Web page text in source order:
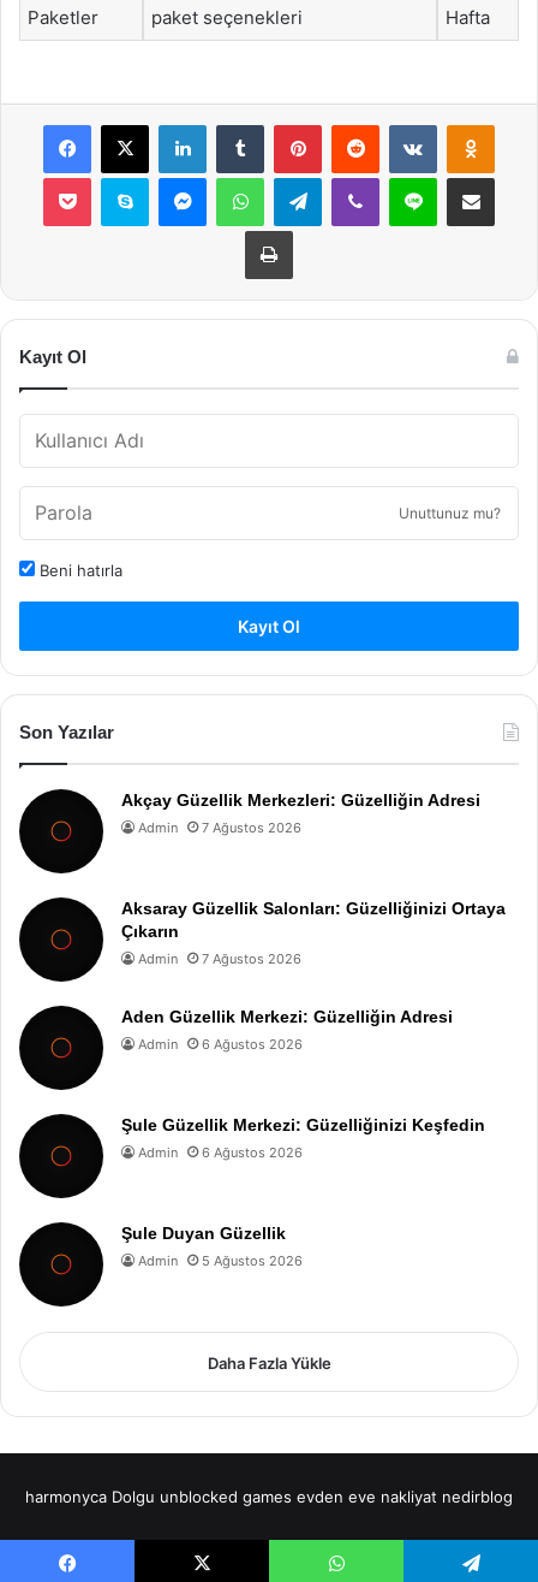
Paketler
paket seçenekleri
Hafta
Facebook
X LinkedInTumblr PinterestReddit VKontakte
Pocket Skype MessengerWhatsAppTelegramViber Line E-Posta ile
Yazdır
Kayıt Ol
Unuttunuz mu?
Beni hatırla
Kayıt Ol
Son Yazılar
Akçay Güzellik Merkezleri: Güzelliğin Adresi
Admin 7 Ağustos 2026
Aksaray Güzellik Salonları: Güzelliğinizi Ortaya
Çıkarın
Admin 7 Ağustos 2026
Aden Güzellik Merkezi: Güzelliğin Adresi
Admin 6 Ağustos 2026
Şule Güzellik Merkezi: Güzelliğinizi Keşfedin
Admin 6 Ağustos 2026
Şule Duyan Güzellik
Admin 5 Ağustos 2026
Daha Fazla Yükle
harmonyca Dolgu unblocked games evden eve nakliyat nedirblog